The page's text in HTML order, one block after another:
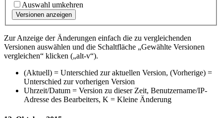
Auswahl umkehren
Versionen anzeigen
Zur Anzeige der Änderungen einfach die zu vergleichenden
Versionen auswählen und die Schaltfläche „Gewählte Versionen
vergleichen“ klicken („alt-v“).
(Aktuell) = Unterschied zur aktuellen Version, (Vorherige) =
Unterschied zur vorherigen Version
Uhrzeit/Datum = Version zu dieser Zeit, Benutzername/IP-
Adresse des Bearbeiters, K = Kleine Änderung